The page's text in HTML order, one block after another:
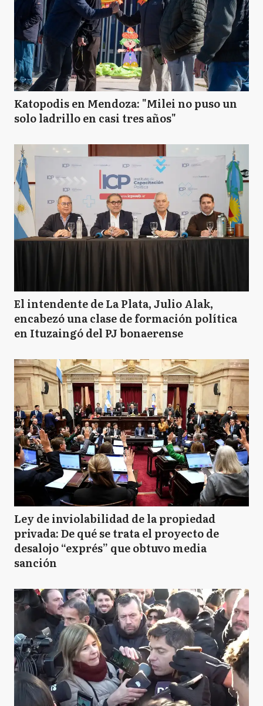
Katopodis en Mendoza: "Milei no puso un
solo ladrillo en casi tres años"
El intendente de La Plata, Julio Alak,
encabezó una clase de formación política
en Ituzaingó del PJ bonaerense
Ley de inviolabilidad de la propiedad
privada: De qué se trata el proyecto de
desalojo “exprés” que obtuvo media
sanción